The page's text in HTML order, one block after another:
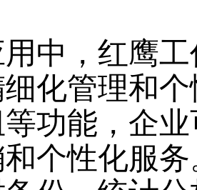
中，红鹰
化管理和
功能，企
个性化服